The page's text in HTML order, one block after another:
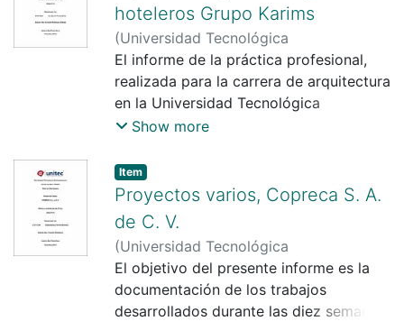
hoteleros Grupo Karims
(Universidad Tecnológica
Centroamericana UNITEC)Isis Arleth
Flores Reyes;Yohandy Rodríguez
Pereira
El informe de la práctica profesional,
realizada para la carrera de arquitectura
en la Universidad Tecnológica
Centroamericana (UNITEC), tiene como
conocimientos adquiridos durante el
tiempo en el que esta fue desarrollada.
Show more
Item
Proyectos varios, Copreca S. A.
de C. V.
(Universidad Tecnológica
Centroamericana UNITEC)Debbie
Gisselli Vivian Reynaud;Yohandy
Rodríguez Pereira
El objetivo del presente informe es la
documentación de los trabajos
desarrollados durante las diez semanas